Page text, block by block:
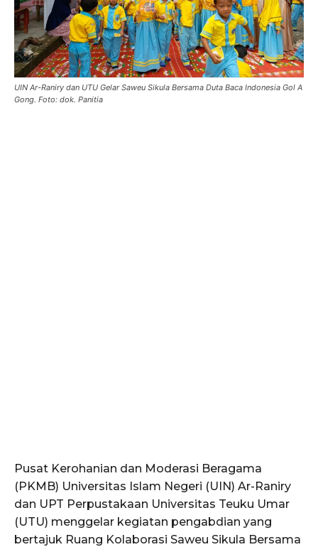
UIN Ar-Raniry dan UTU Gelar Saweu Sikula Bersama Duta Baca Indonesia Gol A
Gong. Foto: dok. Panitia
Pusat Kerohanian dan Moderasi Beragama
(PKMB) Universitas Islam Negeri (UIN) Ar-Raniry
dan UPT Perpustakaan Universitas Teuku Umar
(UTU) menggelar kegiatan pengabdian yang
bertajuk Ruang Kolaborasi Saweu Sikula Bersama